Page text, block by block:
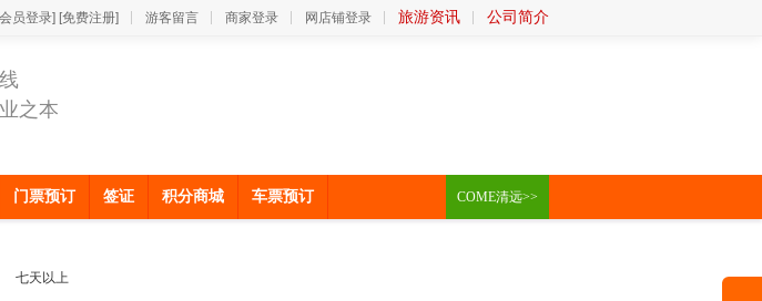
员登录] [免费注册] 游客留言 商家登录 网店铺登录 旅游资讯 公司简介
之本
门票预订 签证 积分商城 车票预订 COME清远>>
七天以上